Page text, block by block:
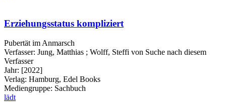
Erziehungsstatus kompliziert
Pubertät im Anmarsch
Verfasser: Jung, Matthias ; Wolff, Steffi von Suche nach diesem
Verfasser
Jahr: [2022]
Verlag: Hamburg, Edel Books
Mediengruppe: Sachbuch
lädt